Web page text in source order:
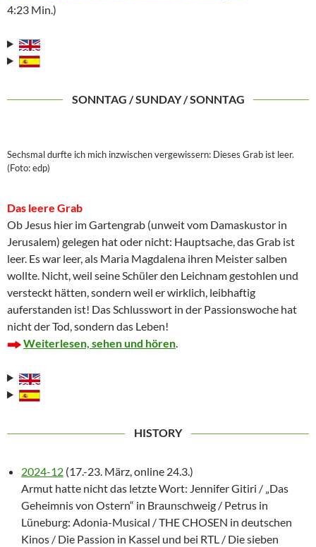
4:23 Min.)
SONNTAG / SUNDAY / SONNTAG
Sechsmal durfte ich mich inzwischen vergewissern: Dieses Grab ist leer.
(Foto: edp)
Das leere Grab
Ob Jesus hier im Gartengrab (unweit vom Damaskustor in
Jerusalem) gelegen hat oder nicht: Hauptsache, das Grab ist
leer. Es war leer, als Maria Magdalena ihren Meister salben
wollte. Nicht, weil seine Schüler den Leichnam gestohlen und
versteckt hätten, sondern weil er wirklich, leibhaftig
auferstanden ist! Das Schlusswort in der Passionswoche hat
nicht der Tod, sondern das Leben!
Weiterlesen, sehen und hören.
HISTORY
2024-12 (17.-23. März, online 24.3.)
Armut hatte nicht das letzte Wort: Jennifer Gitiri / „Das
Geheimnis von Ostern“ in Braunschweig / Petrus in
Lüneburg: Adonia-Musical / THE CHOSEN in deutschen
Kinos / Die Passion in Kassel und bei RTL / Die sieben